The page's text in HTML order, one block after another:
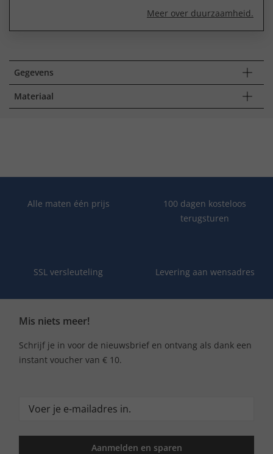
Meer over duurzaamheid.
Gegevens
Materiaal
Alle maten één prijs
100 dagen kosteloos
terugsturen
SSL versleuteling Levering aan wensadres
Mis niets meer!
Schrijf je in voor de nieuwsbrief en ontvang als dank een
instant voucher van € 10.
Aanmelden en sparen